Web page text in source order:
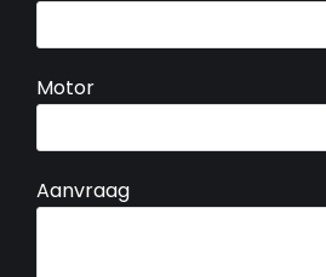
Motor
Aanvraag